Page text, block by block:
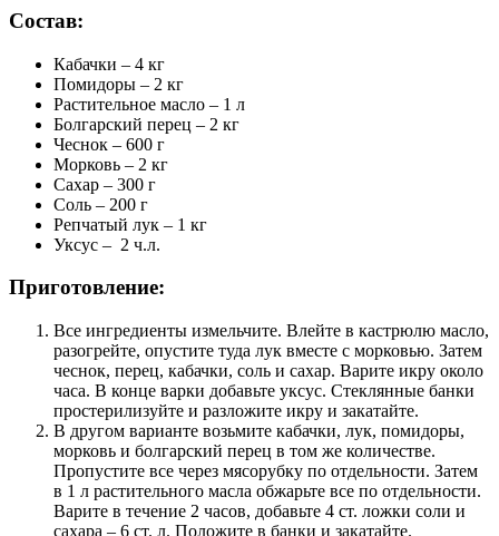
Состав:
Кабачки – 4 кг
Помидоры – 2 кг
Растительное масло – 1 л
Болгарский перец – 2 кг
Чеснок – 600 г
Морковь – 2 кг
Сахар – 300 г
Соль – 200 г
Репчатый лук – 1 кг
Уксус – 2 ч.л.
Приготовление:
Все ингредиенты измельчите. Влейте в кастрюлю масло,
разогрейте, опустите туда лук вместе с морковью. Затем
чеснок, перец, кабачки, соль и сахар. Варите икру около
часа. В конце варки добавьте уксус. Стеклянные банки
простерилизуйте и разложите икру и закатайте.
В другом варианте возьмите кабачки, лук, помидоры,
морковь и болгарский перец в том же количестве.
Пропустите все через мясорубку по отдельности. Затем
в 1 л растительного масла обжарьте все по отдельности.
Варите в течение 2 часов, добавьте 4 ст. ложки соли и
сахара – 6 ст. л. Положите в банки и закатайте.